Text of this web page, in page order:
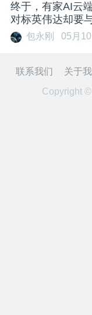
公
课
终于，有家AI云
对标英伟达却要
包永刚 05月
联系我们 关于
Copyright